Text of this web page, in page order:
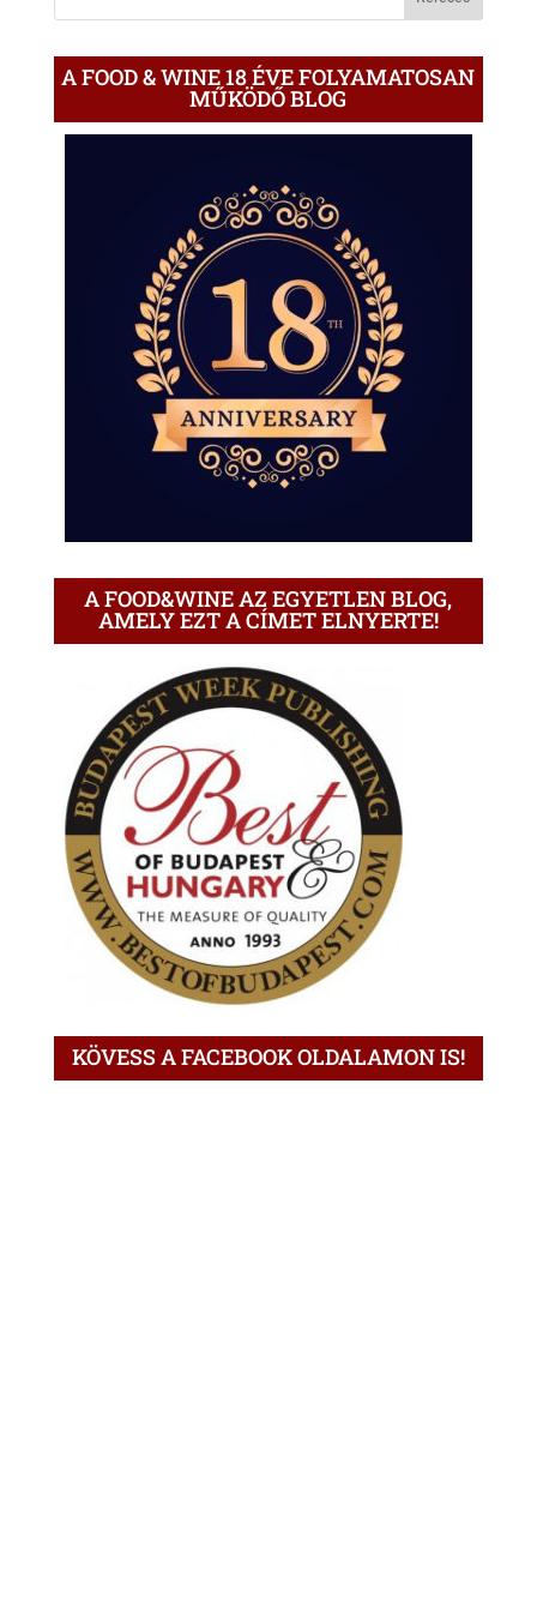
A FOOD & WINE 18 ÉVE FOLYAMATOSAN
MŰKÖDŐ BLOG
A FOOD&WINE AZ EGYETLEN BLOG,
AMELY EZT A CÍMET ELNYERTE!
KÖVESS A FACEBOOK OLDALAMON IS!